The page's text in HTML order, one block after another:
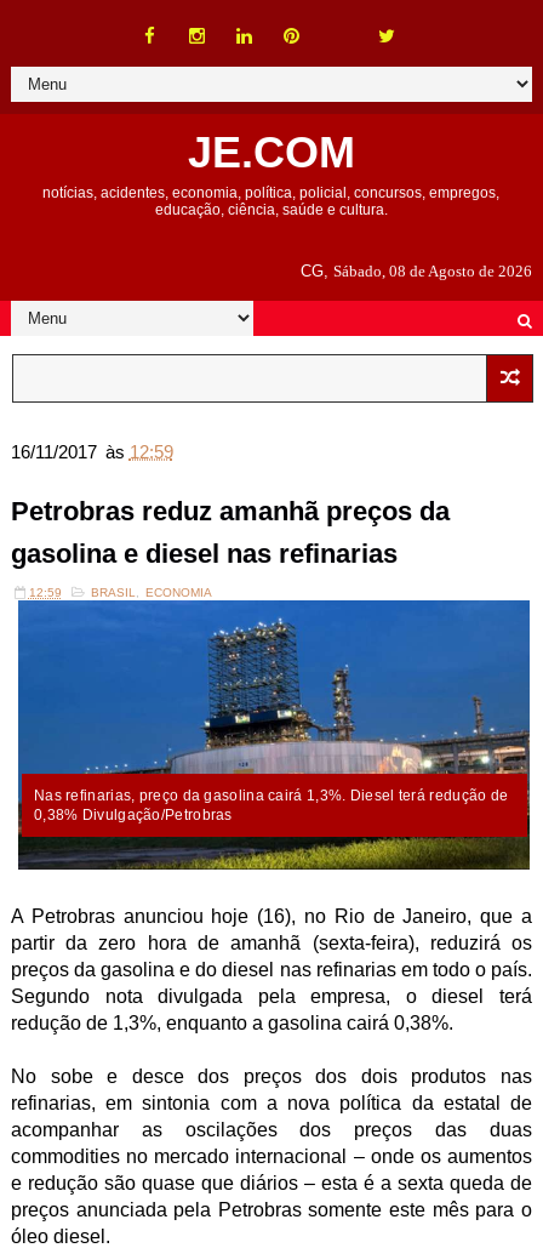
JE.COM
notícias, acidentes, economia, política, policial, concursos, empregos,
educação, ciência, saúde e cultura.
CG,Sábado, 08 de Agosto de 2026
16/11/2017 às 12:59
Petrobras reduz amanhã preços da
gasolina e diesel nas refinarias
12:59 BRASIL ECONOMIA
Nas refinarias, preço da gasolina cairá 1,3%. Diesel terá redução de
0,38% Divulgação/Petrobras
A Petrobras anunciou hoje (16), no Rio de Janeiro, que a
partir da zero hora de amanhã (sexta-feira), reduzirá os
preços da gasolina e do diesel nas refinarias em todo o país.
Segundo nota divulgada pela empresa, o diesel terá
redução de 1,3%, enquanto a gasolina cairá 0,38%.
No sobe e desce dos preços dos dois produtos nas
refinarias, em sintonia com a nova política da estatal de
acompanhar as oscilações dos preços das duas
commodities no mercado internacional – onde os aumentos
e redução são quase que diários – esta é a sexta queda de
preços anunciada pela Petrobras somente este mês para o
óleo diesel.